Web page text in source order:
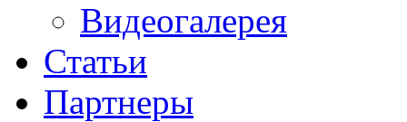
Видеогалерея
Статьи
Партнеры